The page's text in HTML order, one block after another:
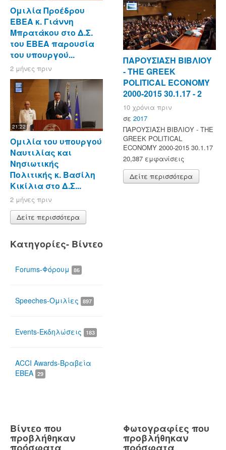
Ομιλία Προέδρου
ΕΒΕΑ κ. Γιάννη
Μπρατάκου στο Δ.Σ.
του ΕΒΕΑ παρουσία
του υπουργού...
2 μήνες πριν
21:22
Ομιλία του υπουργού
Ναυτιλίας και
Νησιωτικής
Πολιτικής κ. Βασίλη
Κικίλια στο Δ.Σ...
2 μήνες πριν
Δείτε περισσότερα
Κατηγορίες- Βίντεο
Forums-Φόρουμ 86
Speeches-Ομιλίες 897
Events-Εκδηλώσεις 183
ACCI Awards-Βραβεία
ΕΒΕΑ 29
ΠΑΡΟΥΣΙΑΣΗ ΒΙΒΛΙΟΥ
- ΤΗΕ GREEK
POLITICAL ECONOMY
2000-2015 30.1.17 - 2
10 χρόνια πριν
σε 2017
ΠΑΡΟΥΣΙΑΣΗ ΒΙΒΛΙΟΥ - ΤΗΕ
GREEK POLITICAL
ECONOMY 2000-2015 30.1.17
20,387 εμφανίσεις
Δείτε περισσότερα
Βίντεο που
προβλήθηκαν
Φωτογραφίες που
προβλήθηκαν